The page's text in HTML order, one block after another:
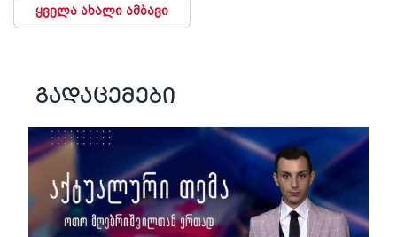
ყველა ახალი ამბავი
გადაცემები